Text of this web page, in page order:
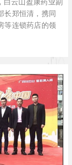
长郑恒清，携同
等连锁药店的领